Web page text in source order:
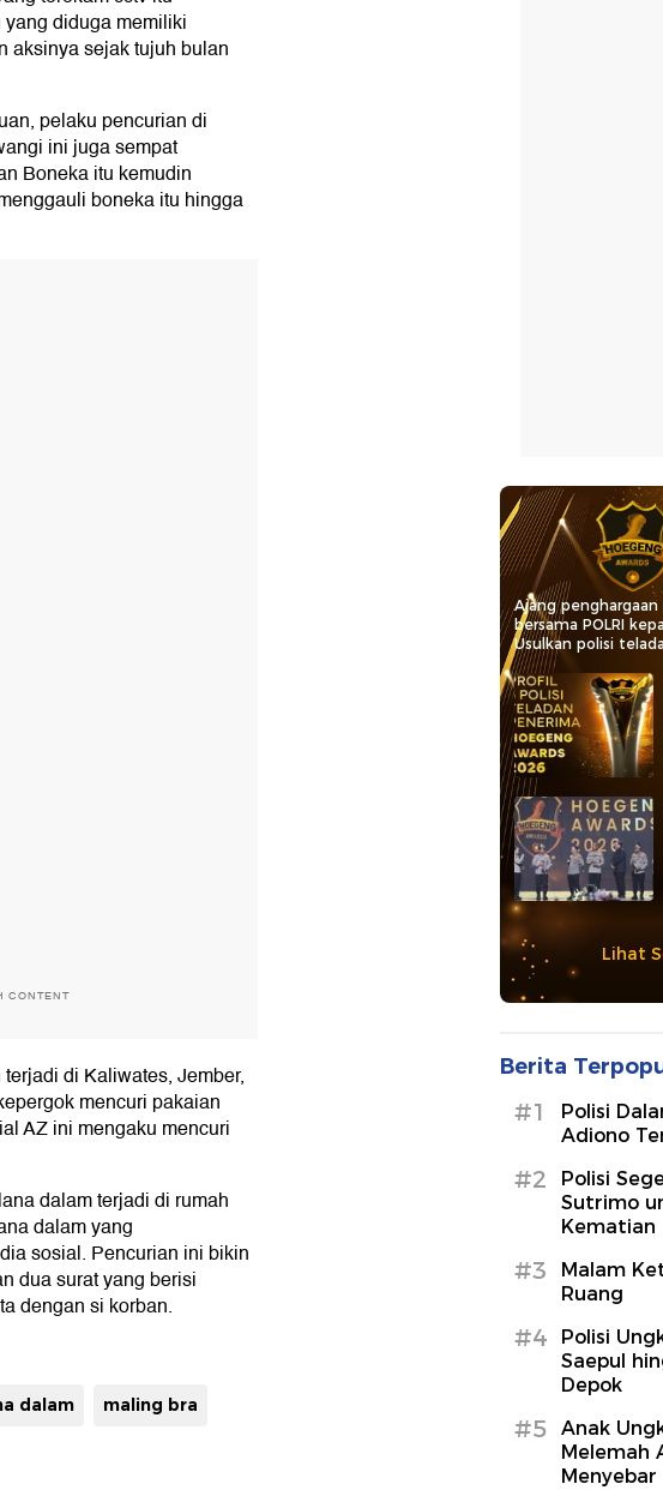
diduga memiliki
aksinya sejak tujuh bulan
pelaku pencurian di
ini juga sempat
Boneka itu kemudin
boneka itu hingga
CONTENT
di Kaliwates, Jember,
mencuri pakaian
AZ ini mengaku mencuri
dalam terjadi di rumah
dalam yang
sosial. Pencurian ini bikin
dua surat yang berisi
dengan si korban.
dalam maling bra
Ajang
bersama POLRI
Usulkan polisi
Lihat
Berita
#1
Polisi
Adiono
#2
Polisi
Sutrimo
Kematian
#3
Malam
Ruang
#4
Polisi
Saepul
Depok
#5
Anak
Melemah
Menyebar